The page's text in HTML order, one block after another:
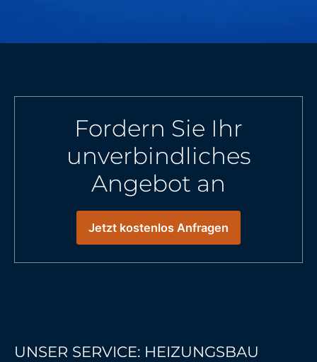
Fordern Sie Ihr
unverbindliches
Angebot an
Jetzt kostenlos Anfragen
UNSER SERVICE: HEIZUNGSBAU